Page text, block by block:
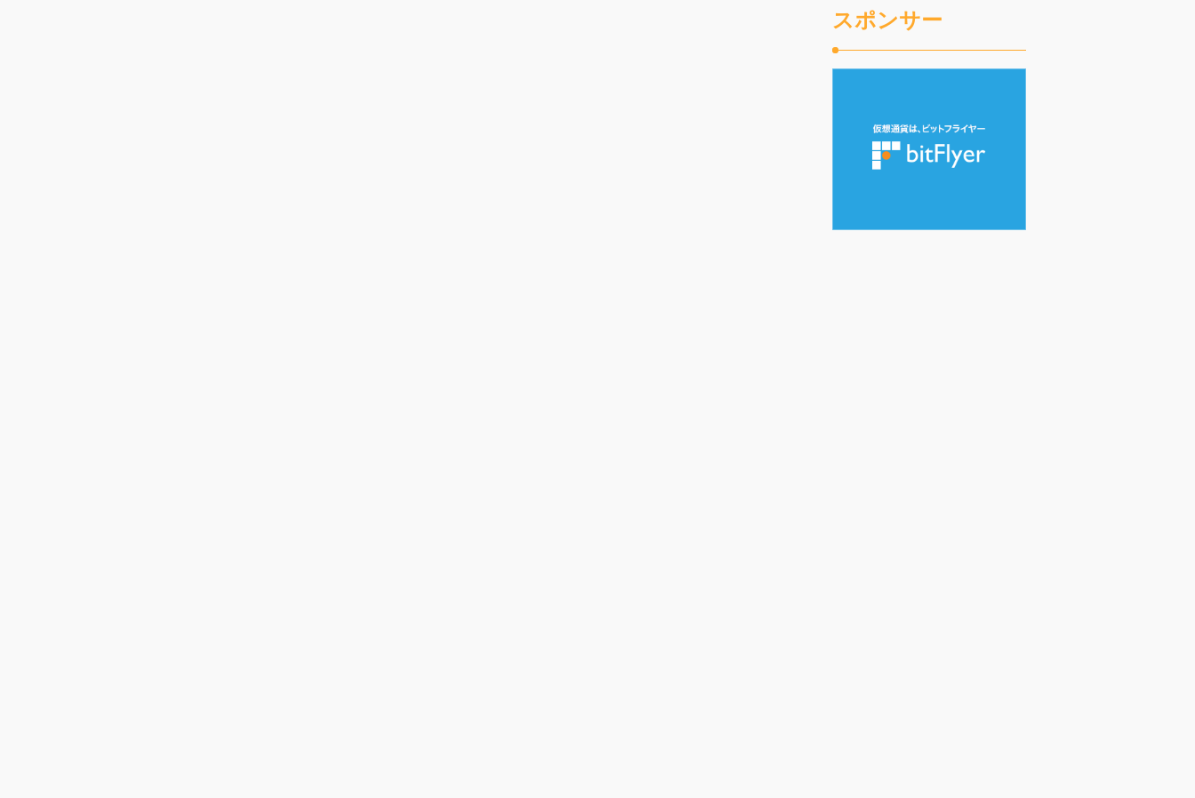
スポンサー